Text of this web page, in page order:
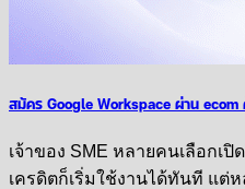
สมัคร Google Workspace ผ่าน
เจ้าของ SME หลายคนเลือกเ
เครดิตก็เริ่มใช้งานได้ทันที แต่